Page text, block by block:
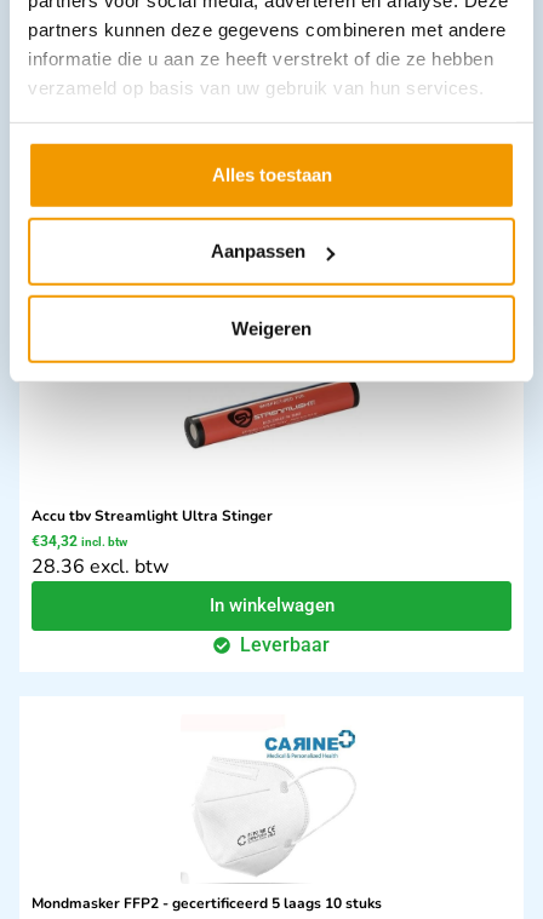
partners kunnen deze gegevens combineren met andere
informatie die u aan ze heeft verstrekt of die ze hebben
verzameld op basis van uw gebruik van hun services.
Alles toestaan
Aanpassen
Weigeren
Onderlegger RIBOSOFT sterk absorberend
Opties bekijken
Leverbaar
Accu tbv Streamlight Ultra Stinger
€34,32 incl. btw
28.36 excl. btw
In winkelwagen
Leverbaar
Mondmasker FFP2 - gecertificeerd 5 laags 10 stuks